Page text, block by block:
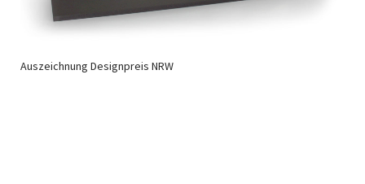
Auszeichnung Designpreis NRW